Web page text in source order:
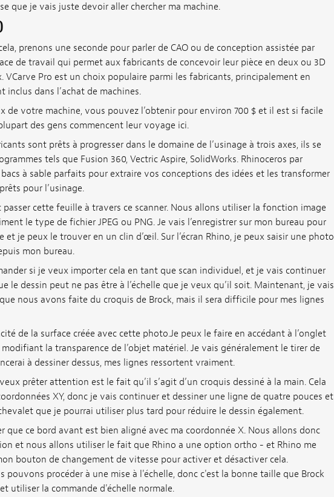
que je vais juste devoir aller chercher ma machine.
prenons une seconde pour parler de CAO ou de conception assistée par
de travail qui permet aux fabricants de concevoir leur pièce en deux ou 3D
VCarve Pro est un choix populaire parmi les fabricants, principalement en
dans l’achat de machines.
de votre machine, vous pouvez l’obtenir pour environ 700 $ et il est si facile
des gens commencent leur voyage ici.
sont prêts à progresser dans le domaine de l’usinage à trois axes, ils se
tels que Fusion 360, Vectric Aspire, SolidWorks. Rhinoceros par
à sable parfaits pour extraire vos conceptions des idées et les transformer
pour l’usinage.
passer cette feuille à travers ce scanner. Nous allons utiliser la fonction image
le type de fichier JPEG ou PNG. Je vais l’enregistrer sur mon bureau pour
et je peux le trouver en un clin d’œil. Sur l’écran Rhino, je peux saisir une photo
mon bureau.
si je veux importer cela en tant que scan individuel, et je vais continuer
le dessin peut ne pas être à l’échelle que je veux qu’il soit. Maintenant, je vais
nous avons faite du croquis de Brock, mais il sera difficile pour mes lignes
de la surface créée avec cette photo.Je peux le faire en accédant à l’onglet
la transparence de l’objet matériel. Je vais généralement le tirer de
à dessiner dessus, mes lignes ressortent vraiment.
prêter attention est le fait qu’il s’agit d’un croquis dessiné à la main. Cela
XY, donc je vais continuer et dessiner une ligne de quatre pouces et
que je pourrai utiliser plus tard pour réduire le dessin également.
que ce bord avant est bien aligné avec ma coordonnée X. Nous allons donc
et nous allons utiliser le fait que Rhino a une option ortho - et Rhino me
bouton de changement de vitesse pour activer et désactiver cela.
pouvons procéder à une mise à l'échelle, donc c'est la bonne taille que Brock
utiliser la commande d'échelle normale.